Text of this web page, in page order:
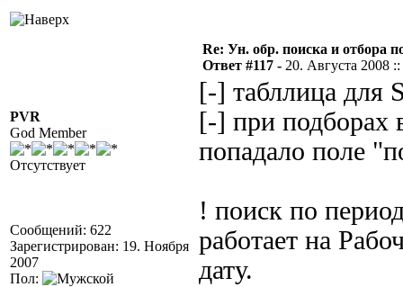
PVR
God Member
Отсутствует
Сообщений: 622
Зарегистрирован: 19. Ноября
2007
Пол:
Re: Ун. обр. поиска и отбора
Ответ #117 - 20. Августа 2008
[-] табллица для
[-] при подборах
попадало поле
! поиск по
работает на
дату.